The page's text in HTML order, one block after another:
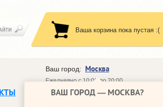
Ваша корзина пока пустая :(
Ваш город: Москва
ВАШ ГОРОД — МОСКВА?
Ежедневно с 10:00 до 20:00
+7 (495) 648-64-30